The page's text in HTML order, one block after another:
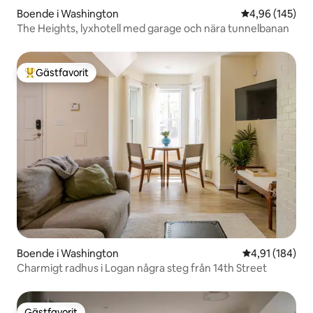
Boende i Washington 4,96 av 5 i
4,96 (145)
The Heights, lyxhotell med garage och nära tunnelbanan
Populär gästfavorit
Gästfavorit
Boende i Washington 4,91 av 5 i
4,91 (184)
Charmigt radhus i Logan några steg från 14th Street